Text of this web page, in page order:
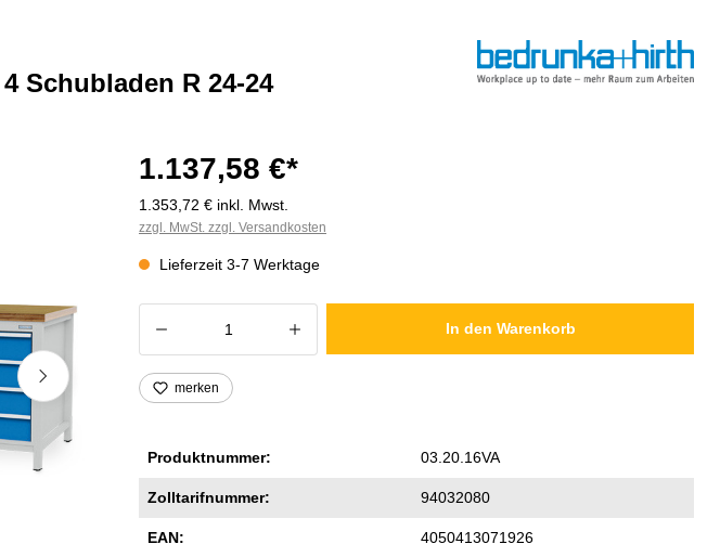
Schubladen R 24-24
1.137,58 €*
1.353,72 € inkl. Mwst.
zzgl. MwSt. zzgl. Versandkosten
Lieferzeit 3-7 Werktage
Produkt Anzahl: Gib den gewünschten Wert
In den Warenkorb
merken
Produktnummer: 03.20.16VA
Zolltarifnummer: 94032080
EAN: 4050413071926